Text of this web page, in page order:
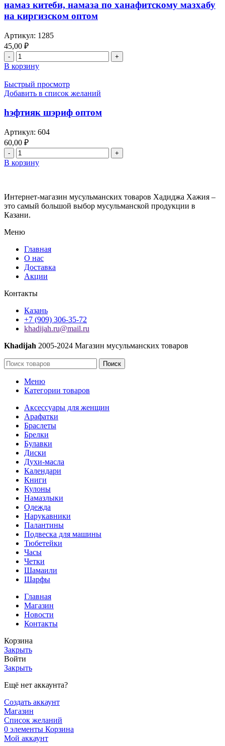
книга
на
языке
намаз китеби, намаза по ханафитскому мазхабу
на киргизском оптом
Артикул: 1285
45,00 ₽
Количество
товара
намаз
китеби,
намаза
ханафитскому
мазхабу
киргизском
оптом
В корзину
Быстрый просмотр
Добавить в список желаний
һэфтияк шэриф оптом
Артикул: 604
60,00 ₽
Количество
товара
һэфтияк
В корзину
Интернет-магазин мусульманских товаров Хадиджа Хажия –
это самый большой выбор мусульманской продукции в
Казани.
Меню
Главная
О нас
Доставка
Акции
Контакты
Казань
+7 (909) 306-35-72
khadijah.ru@mail.ru
Khadijah 2005-2024 Магазин мусульманских товаров
Поиск
Меню
Категории товаров
Аксессуары для женщин
Арафатки
Браслеты
Брелки
Булавки
Диски
Духи-масла
Календари
Книги
Кулоны
Намазлыки
Одежда
Нарукавники
Палантины
Подвеска для машины
Тюбетейки
Часы
Четки
Шамаили
Шарфы
Главная
Магазин
Новости
Контакты
Корзина
Закрыть
Войти
Закрыть
Ещё нет аккаунта?
Создать аккаунт
Магазин
Список желаний
0 элементы Корзина
Мой аккаунт